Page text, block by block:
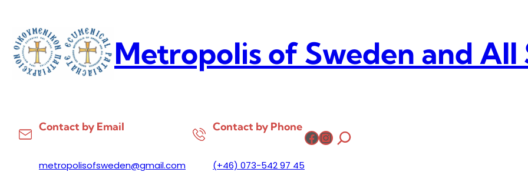
content
Metropolis of Sweden and All
Contact by Email
metropolisofsweden@gmail.com
Contact by Phone
(+46) 073-542 97 45
Facebook
Instagram